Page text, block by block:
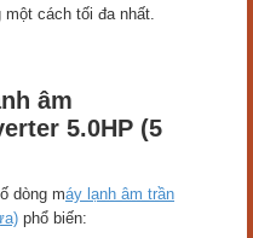
cách tối đa nhất.
âm
5.0HP (5
dòng máy lạnh âm trần
phổ biến: